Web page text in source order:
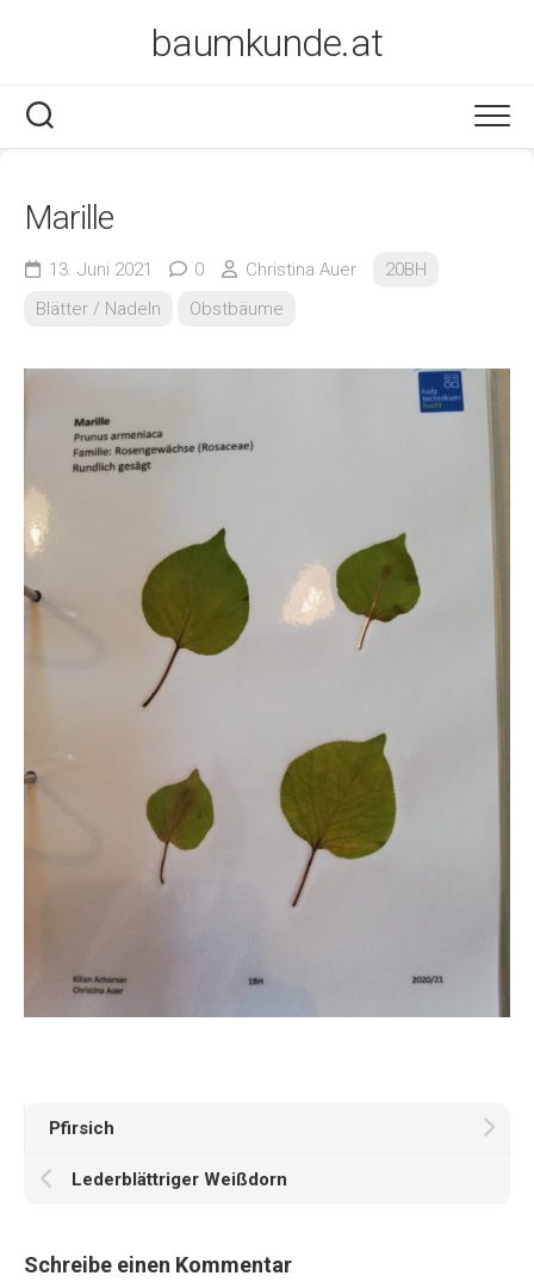
baumkunde.at
Marille
13. Juni 2021 0 Christina Auer
20BH
Blätter / Nadeln
Obstbäume
Pfirsich
Lederblättriger Weißdorn
Schreibe einen Kommentar